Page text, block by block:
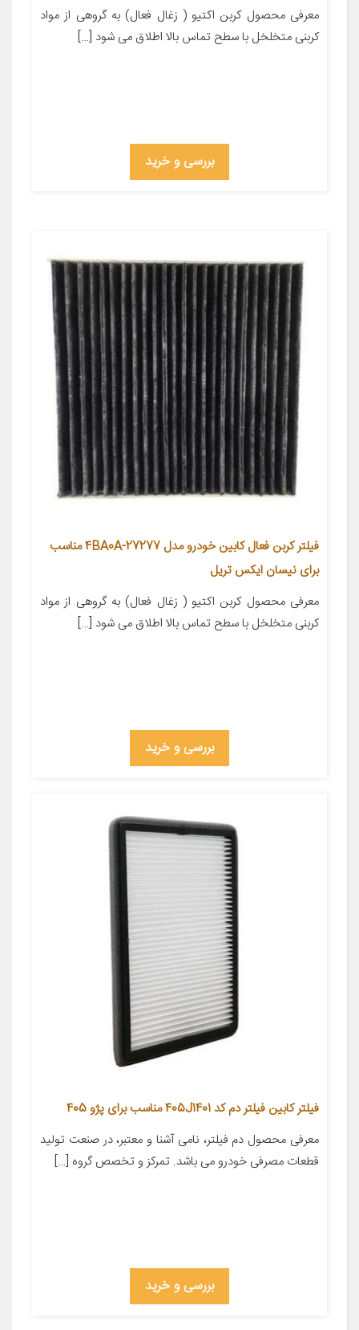
معرفی محصول کربن اکتیو ( زغال فعال) به گروهی از مواد
کربنی متخلخل با سطح تماس بالا اطلاق می شود […]
بررسی و خرید
فیلتر کربن فعال کابین خودرو مدل 27277-4BA0A مناسب
برای نیسان ایکس تریل
معرفی محصول کربن اکتیو ( زغال فعال) به گروهی از مواد
کربنی متخلخل با سطح تماس بالا اطلاق می شود […]
بررسی و خرید
فیلتر کابین فیلتر دم کد 405J1401 مناسب برای پژو 405
معرفی محصول دم فیلتر، نامی آشنا و معتبر، در صنعت تولید
قطعات مصرفی خودرو می باشد. تمرکز و تخصص گروه […]
بررسی و خرید